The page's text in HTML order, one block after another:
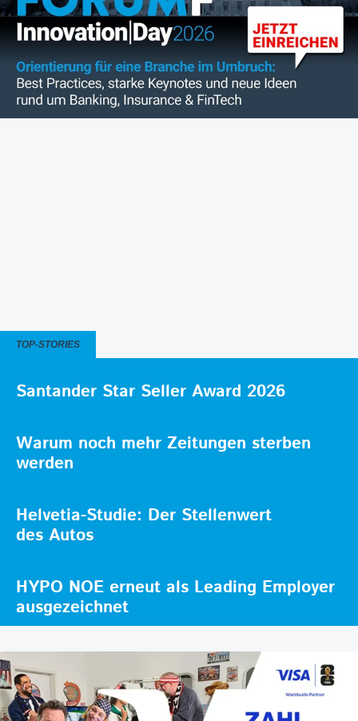
TOP-STORIES
Santander Star Seller Award 2026
Warum noch mehr Zeitungen sterben
werden
Helvetia-Studie: Der Stellenwert
des Autos
HYPO NOE erneut als Leading Employer
ausgezeichnet